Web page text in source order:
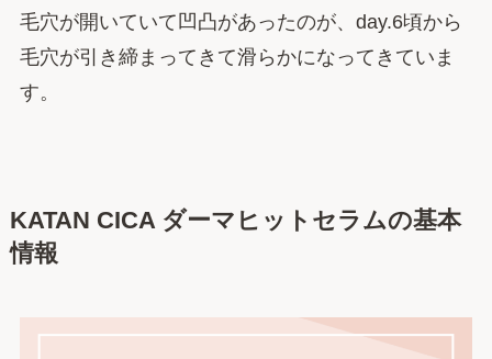
毛穴が開いていて凹凸があったのが、day.6頃から
毛穴が引き締まってきて滑らかになってきていま
す。
KATAN CICA ダーマヒットセラムの基本
情報